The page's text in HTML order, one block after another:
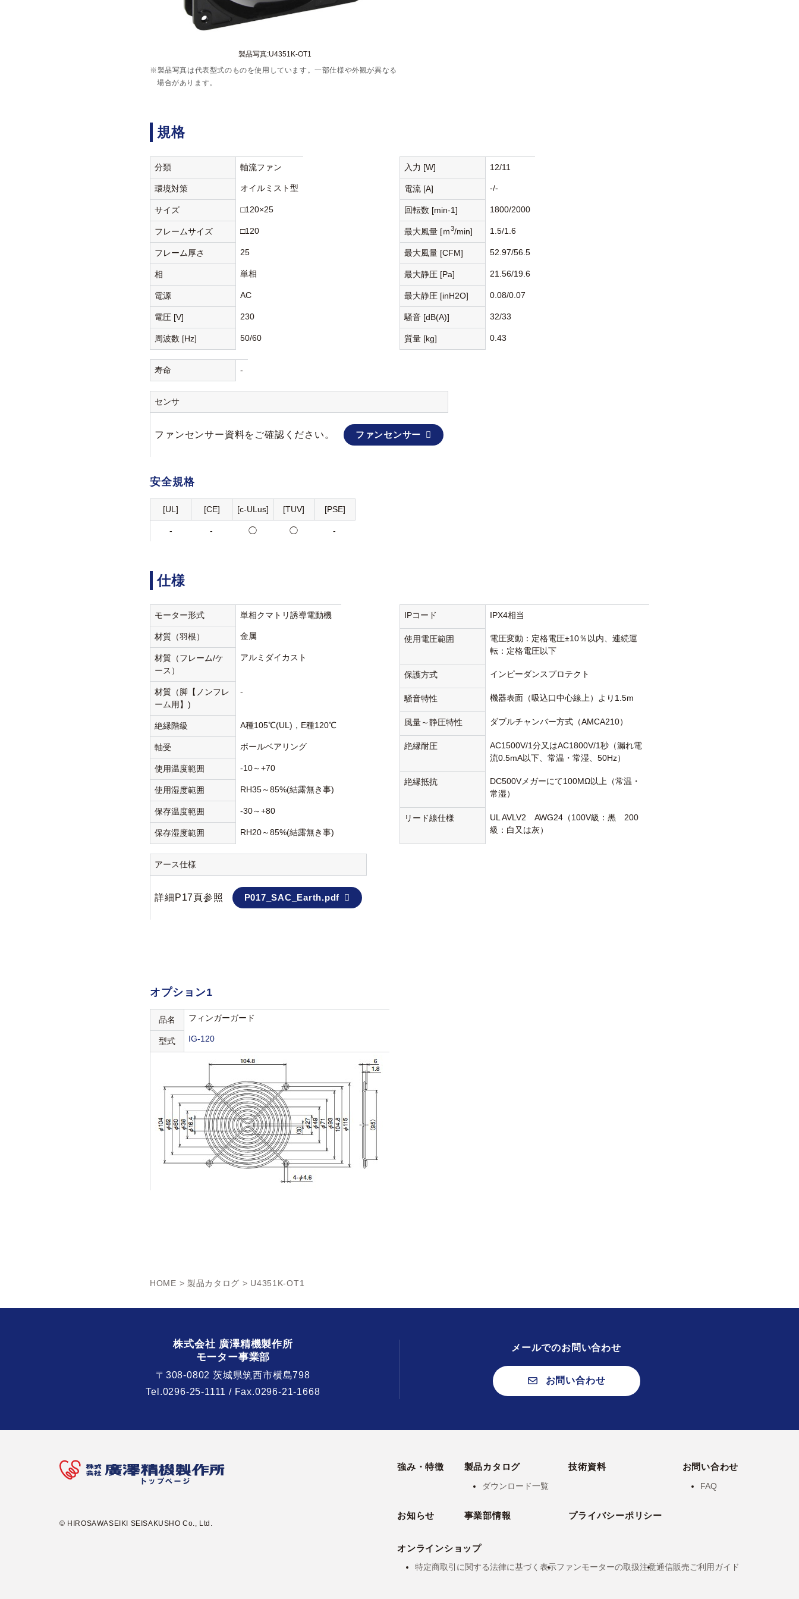
製品写真:U4351K-OT1
※製品写真は代表型式のものを使用しています。一部仕様や外観が異なる
場合があります。
規格
分類 軸流ファン
環境対策 オイルミスト型
サイズ □120×25
フレームサイズ □120
フレーム厚さ 25
相 単相
電源 AC
電圧 [V] 230
周波数 [Hz] 50/60
入力 [W] 12/11
電流 [A] -/-
回転数 [min-1] 1800/2000
最大風量 [ｍ3/min] 1.5/1.6
最大風量 [CFM] 52.97/56.5
最大静圧 [Pa] 21.56/19.6
最大静圧 [inH2O] 0.08/0.07
騒音 [dB(A)] 32/33
質量 [kg] 0.43
寿命 -
センサ
ファンセンサー資料をご確認ください。 ファンセンサー
安全規格
[UL] [CE] [c-ULus] [TUV] [PSE]
- - ◯ ◯ -
仕様
モーター形式 単相クマトリ誘導電動機
材質（羽根） 金属
材質（フレーム/ケ
ース）
アルミダイカスト
材質（脚【ノンフレ
ーム用】)
-
絶縁階級 A種105℃(UL)，E種120℃
軸受 ボールベアリング
使用温度範囲 -10～+70
使用湿度範囲 RH35～85%(結露無き事)
保存温度範囲 -30～+80
保存湿度範囲 RH20～85%(結露無き事)
IPコード IPX4相当
使用電圧範囲
電圧変動：定格電圧±10％以内、連続運
転：定格電圧以下
保護方式 インピーダンスプロテクト
騒音特性 機器表面（吸込口中心線上）より1.5m
風量～静圧特性 ダブルチャンバー方式（AMCA210）
絶縁耐圧
AC1500V/1分又はAC1800V/1秒（漏れ電
流0.5mA以下、常温・常湿、50Hz）
絶縁抵抗
DC500Vメガーにて100MΩ以上（常温・
常湿）
リード線仕様
UL AVLV2 AWG24（100V級：黒 200
級：白又は灰）
アース仕様
詳細P17頁参照 P017_SAC_Earth.pdf
オプション1
品名 フィンガーガード
型式 IG-120
HOME > 製品カタログ > U4351K-OT1
メールでのお問い合わせ
お問い合わせ
株式会社 廣澤精機製作所
モーター事業部
〒308-0802 茨城県筑西市横島798
Tel.0296-25-1111 / Fax.0296-21-1668
© HIROSAWASEIKI SEISAKUSHO Co., Ltd.
強み・特徴 製品カタログ
ダウンロード一覧
技術資料 お問い合わせ
FAQ
お知らせ 事業部情報 プライバシーポリシー
オンラインショップ
特定商取引に関する法律に基づく表示ファンモーターの取扱注意通信販売ご利用ガイド